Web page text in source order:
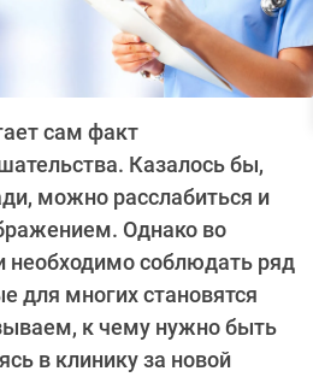
сам факт
Казалось бы,
можно расслабиться и
Однако во
необходимо соблюдать ряд
для многих становятся
к чему нужно быть
в клинику за новой